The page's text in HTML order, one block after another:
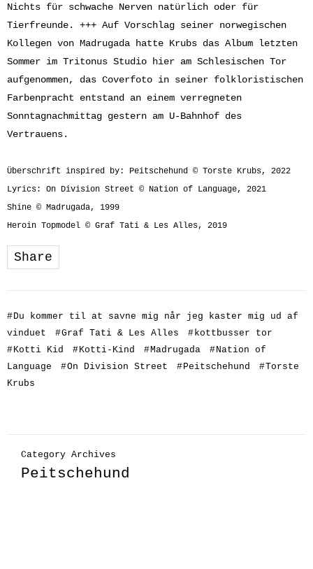
Nichts für schwache Nerven natürlich oder für
Tierfreunde. +++ Auf Vorschlag seiner norwegischen
Kollegen von Madrugada hatte Krubs das Album letzten
Sommer im Tritonus Studio hier am Schlesischen Tor
aufgenommen, das Coverfoto in seiner folkloristischen
Farbenpracht entstand an einem verregneten
Sonntagnachmittag gestern am U-Bahnhof des
Vertrauens.
Überschrift inspired by: Peitschehund © Torste Krubs, 2022
Lyrics: On Division Street © Nation of Language, 2021
Shine © Madrugada, 1999
Heroin Topmodel © Graf Tati & Les Alles, 2019
Share
#Du kommer til at savne mig når jeg kaster mig ud af
vinduet
#Graf Tati & Les Alles #kottbusser tor
#Kotti Kid #Kotti-Kind #Madrugada #Nation of
Language
#On Division Street #Peitschehund #Torste
Krubs
Category Archives
Peitschehund